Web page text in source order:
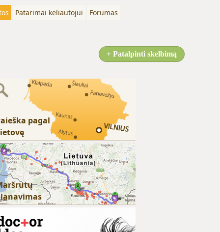
Patarimai keliautojui
Forumas
+ Patalpinti skelbimą
pagal